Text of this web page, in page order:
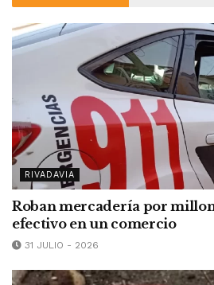
RIVADAVIA
Roban mercadería por
efectivo en un comercio
31 JULIO - 2026